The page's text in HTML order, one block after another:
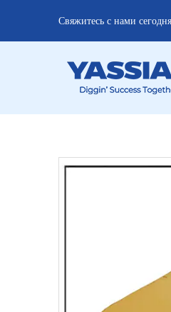
Свяжитесь с нами